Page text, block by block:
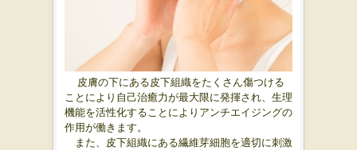
皮膚の下にある皮下組織をたくさん傷つける
ことにより自己治癒力が最大限に発揮され、生理
機能を活性化することによりアンチエイジングの
作用が働きます。
また、皮下組織にある繊維芽細胞を適切に刺激